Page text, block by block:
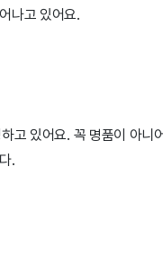
나고 있어요.
고 있어요. 꼭 명품이 아
.